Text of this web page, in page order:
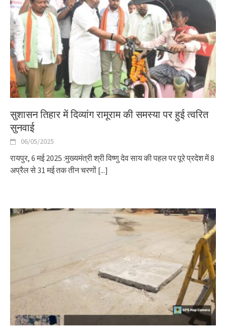
सुशासन तिहार में दिव्यांग रामूराम की समस्या पर हुई त्वरित
सुनवाई
06/05/2025
रायपुर, 6 मई 2025 :मुख्यमंत्री श्री विष्णु देव साय की पहल पर पूरे प्रदेश में 8
अप्रैल से 31 मई तक तीन चरणों [...]